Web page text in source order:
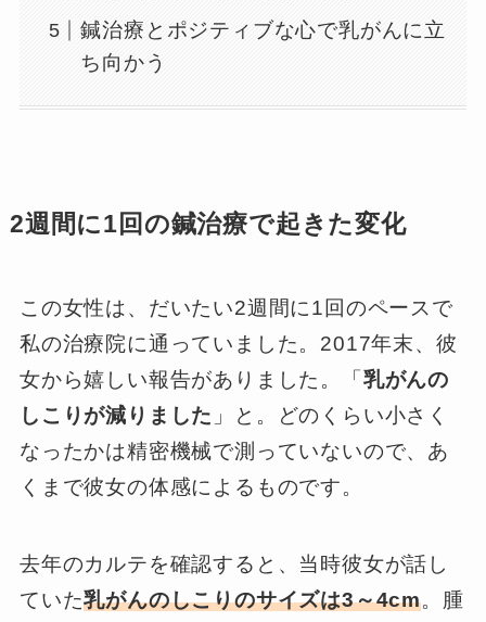
鍼治療とポジティブな心で乳がんに立
ち向かう
2週間に1回の鍼治療で起きた変化
この女性は、だいたい2週間に1回のペースで
私の治療院に通っていました。2017年末、彼
女から嬉しい報告がありました。「 乳がんの
しこりが減りました 」と。どのくらい小さく
なったかは精密機械で測っていないので、あ
くまで彼女の体感によるものです。
去年のカルテを確認すると、当時彼女が話し
ていた乳がんのしこりのサイズは3～4cm。腫